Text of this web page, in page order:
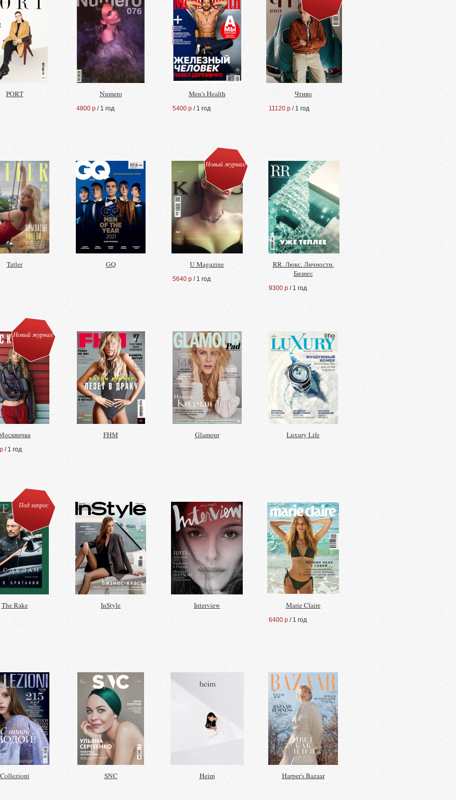
PORT Numero
4800 р / 1 год
Men's Health
5400 р / 1 год
Чтиво
11120 р / 1 год
Tatler GQ
Новый журнал!
U Magazine
5640 р / 1 год
RR. Люкс. Личности.
Бизнес
9300 р / 1 год
Новый журнал!
/ 1 год
FHM Glamour Luxury Life
Под запрос
The Rake InStyle Interview Marie Claire
6400 р / 1 год
Collezioni SNC Heim Harper's Bazaar